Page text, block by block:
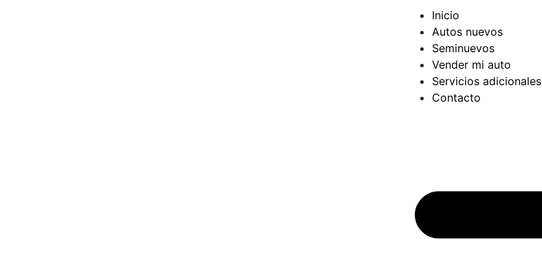
Inicio
Autos nuevos
Seminuevos
Vender mi auto
Servicios adicionales
Contacto